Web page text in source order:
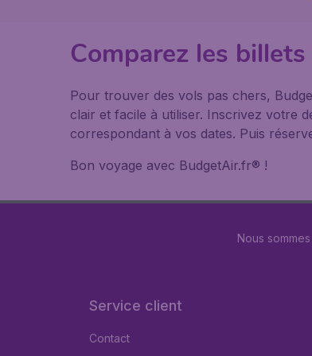
Comparez les
Pour trouver des vols pas chers,
clair et facile à utiliser. Inscrivez votre
correspondant à vos dates. Puis
Bon voyage avec BudgetAir.fr® !
Nous
Service client
Contact